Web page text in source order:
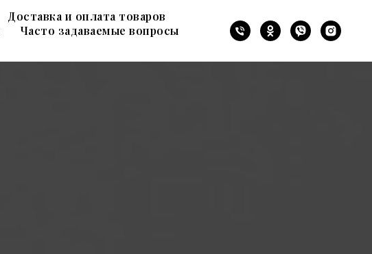
Доставка и оплата товаров
Часто задаваемые вопросы